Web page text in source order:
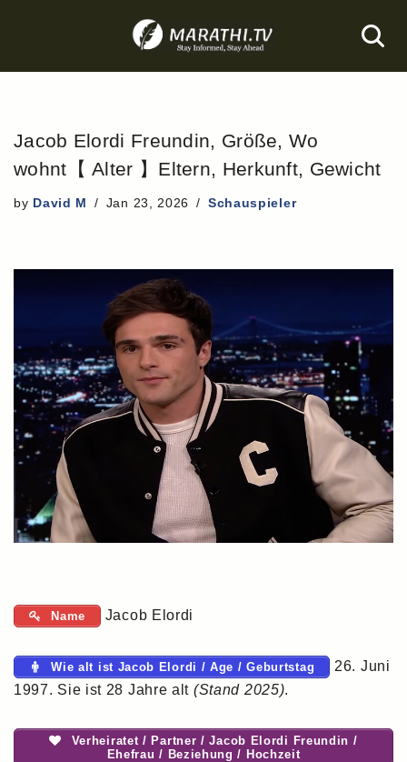
to
Jacob Elordi Freundin, Größe, Wo
wohnt【 Alter 】Eltern, Herkunft, Gewicht
by David M Jan 23, 2026 Schauspieler
Name Jacob Elordi
Wie alt ist Jacob Elordi / Age / Geburtstag
26. Juni
1997. Sie ist 28 Jahre alt (Stand 2025).
Verheiratet / Partner / Jacob Elordi Freundin /
Ehefrau / Beziehung / Hochzeit